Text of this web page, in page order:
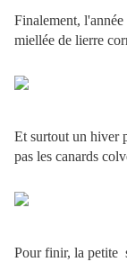
Finalement,
miellée de lierre
Et surtout un hiver
pas les canards
Pour finir, la petite